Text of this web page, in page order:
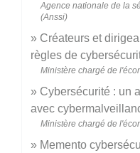
Agence nationale de la
(Anssi)
Créateurs et
règles de
Ministère chargé de
Cybersécurité : un
avec
Ministère chargé de
Memento